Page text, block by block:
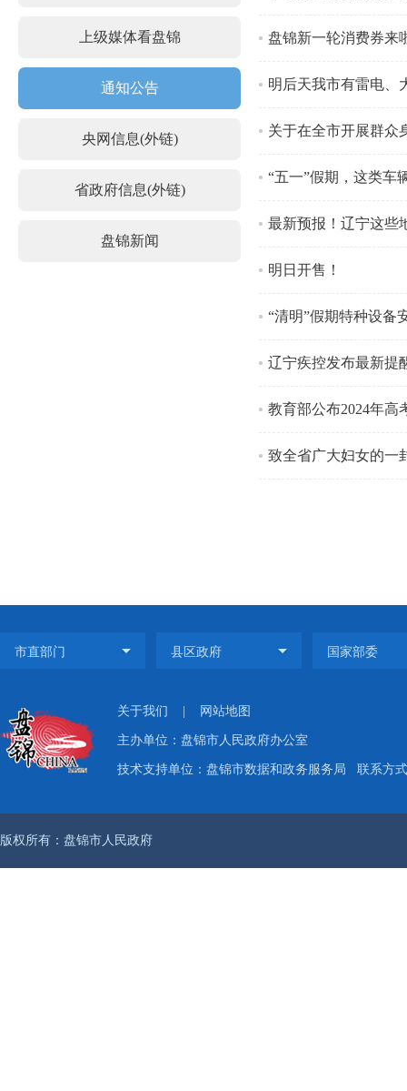
上级媒体看盘锦
通知公告
央网信息(外链)
省政府信息(外链)
盘锦新闻
盘锦新一轮消费券来
明后天我市有雷电、
关于在全市开展群众
“五一”假期，这类车
最新预报！辽宁这些
明日开售！
“清明”假期特种设备
辽宁疾控发布最新提
教育部公布2024年
致全省广大妇女的一
关于我们 网站地图
主办单位：盘锦市人民政府办公室
技术支持单位：盘锦市数据和政务服务局 联系方
版权所有：盘锦市人民政府